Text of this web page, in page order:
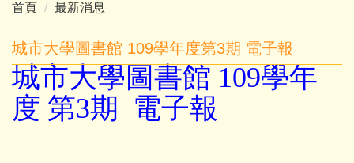
首頁 最新消息
城市大學圖書館 109學年度第3期 電子報
城市大學圖書館 109學年
度 第3期 電子報